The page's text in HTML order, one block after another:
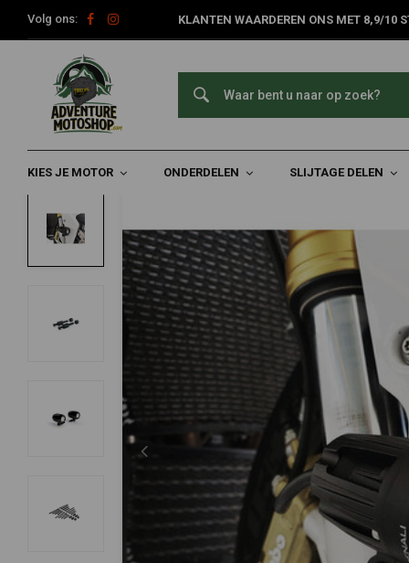
Volg ons: KLANTEN WAARDEREN ONS MET 8,9/10
KIES JE MOTOR ONDERDELEN SLIJTAGE DELEN
Home Onderdelen Motorfiets Verlichting Montage &
DENALI
Bevestiging Voor Rijverlichting |
0/5 (0 reviews)